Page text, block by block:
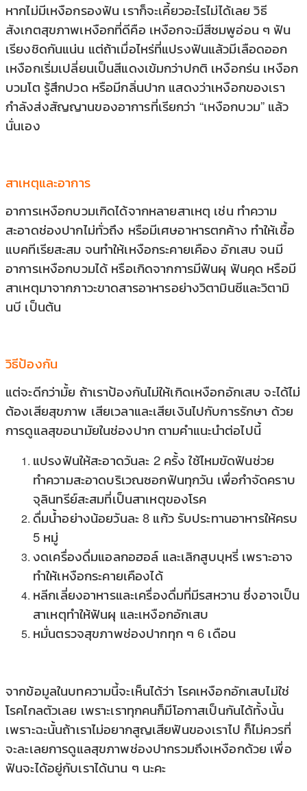
หากไม่มีเหงือกรองฟัน เราก็จะเคี้ยวอะไรไม่ได้เลย วิธี
สังเกตสุขภาพเหงือกที่ดีคือ เหงือกจะมีสีชมพูอ่อน ๆ ฟัน
เรียงชิดกันแน่น แต่ถ้าเมื่อไหร่ที่แปรงฟันแล้วมีเลือดออก
เหงือกเริ่มเปลี่ยนเป็นสีแดงเข้มกว่าปกติ เหงือกร่น เหงือก
บวมโต รู้สึกปวด หรือมีกลิ่นปาก แสดงว่าเหงือกของเรา
กำลังส่งสัญญานของอาการที่เรียกว่า “เหงือกบวม” แล้ว
นั่นเอง
สาเหตุและอาการ
อาการเหงือกบวมเกิดได้จากหลายสาเหตุ เช่น ทำความ
สะอาดช่องปากไม่ทั่วถึง หรือมีเศษอาหารตกค้าง ทำให้เชื้อ
แบคทีเรียสะสม จนทำให้เหงือกระคายเคือง อักเสบ จนมี
อาการเหงือกบวมได้ หรือเกิดจากการมีฟันผุ ฟันคุด หรือมี
สาเหตุมาจากภาวะขาดสารอาหารอย่างวิตามินซีและวิตามิ
นบี เป็นต้น
วิธีป้องกัน
แต่จะดีกว่ามั้ย ถ้าเราป้องกันไม่ให้เกิดเหงือกอักเสบ จะได้ไม่
ต้องเสียสุขภาพ เสียเวลาและเสียเงินไปกับการรักษา ด้วย
การดูแลสุขอนามัยในช่องปาก ตามคำแนะนำต่อไปนี้
แปรงฟันให้สะอาดวันละ 2 ครั้ง ใช้ไหมขัดฟันช่วย
ทำความสะอาดบริเวณซอกฟันทุกวัน เพื่อกำจัดคราบ
จุลินทรีย์สะสมที่เป็นสาเหตุของโรค
ดื่มน้ำอย่างน้อยวันละ 8 แก้ว รับประทานอาหารให้ครบ
5 หมู่
งดเครื่องดื่มแอลกอฮอล์ และเลิกสูบบุหรี่ เพราะอาจ
ทำให้เหงือกระคายเคืองได้
หลีกเลี่ยงอาหารและเครื่องดื่มที่มีรสหวาน ซึ่งอาจเป็น
สาเหตุทำให้ฟันผุ และเหงือกอักเสบ
หมั่นตรวจสุขภาพช่องปากทุก ๆ 6 เดือน
จากข้อมูลในบทความนี้จะเห็นได้ว่า โรคเหงือกอักเสบไม่ใช่
โรคไกลตัวเลย เพราะเราทุกคนก็มีโอกาสเป็นกันได้ทั้งนั้น
เพราะฉะนั้นถ้าเราไม่อยากสูญเสียฟันของเราไป ก็ไม่ควรที่
จะละเลยการดูแลสุขภาพช่องปากรวมถึงเหงือกด้วย เพื่อ
ฟันจะได้อยู่กับเราได้นาน ๆ นะคะ